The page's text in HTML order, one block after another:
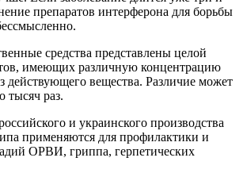
препаратов интерферона для борьбы
средства представлены целой
имеющих различную концентрацию
действующего вещества. Различие может
тысяч раз.
и украинского производства
применяются для профилактики и
ОРВИ, гриппа, герпетических